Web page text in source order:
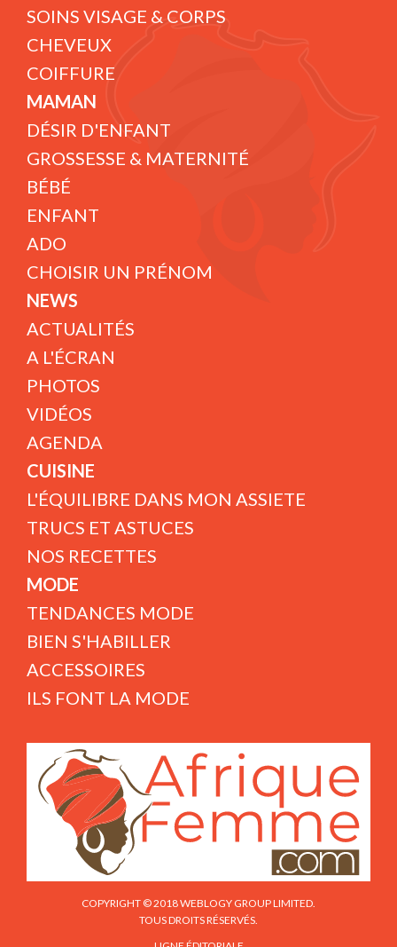
SOINS VISAGE & CORPS
CHEVEUX
COIFFURE
MAMAN
DÉSIR D'ENFANT
GROSSESSE & MATERNITÉ
BÉBÉ
ENFANT
ADO
CHOISIR UN PRÉNOM
NEWS
ACTUALITÉS
A L'ÉCRAN
PHOTOS
VIDÉOS
AGENDA
CUISINE
L'ÉQUILIBRE DANS MON ASSIETE
TRUCS ET ASTUCES
NOS RECETTES
MODE
TENDANCES MODE
BIEN S'HABILLER
ACCESSOIRES
ILS FONT LA MODE
COPYRIGHT © 2018 WEBLOGY GROUP LIMITED.
TOUS DROITS RÉSERVÉS.